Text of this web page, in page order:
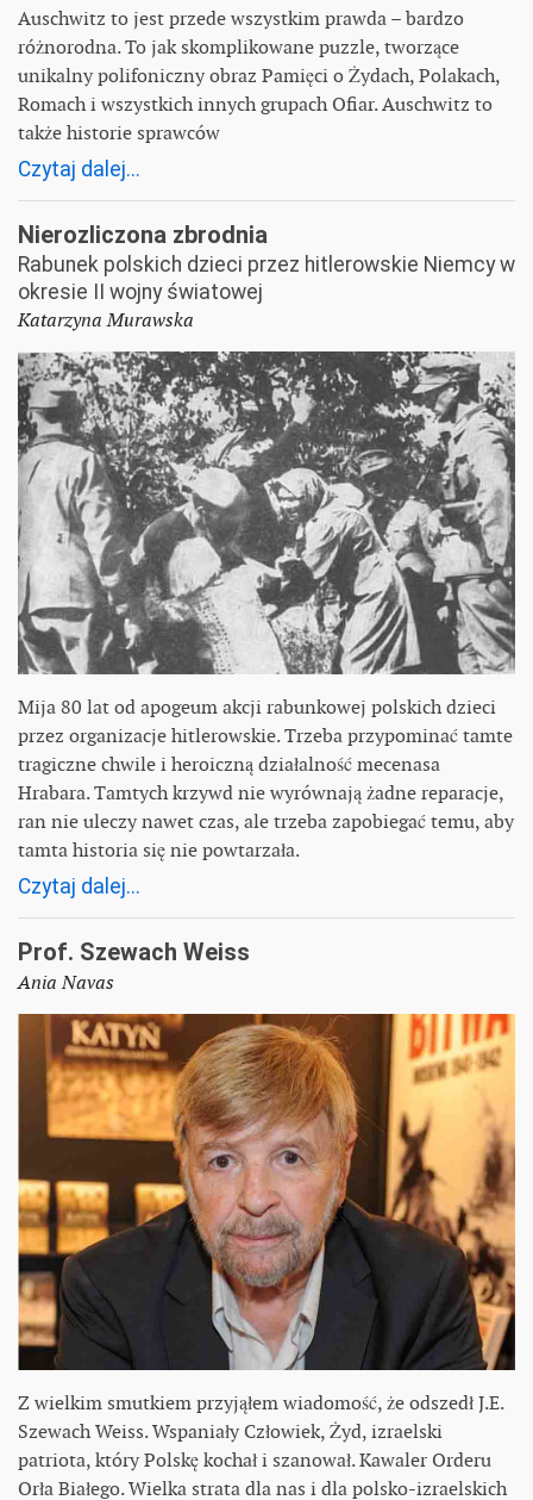
Auschwitz to jest przede wszystkim prawda – bardzo
różnorodna. To jak skomplikowane puzzle, tworzące
unikalny polifoniczny obraz Pamięci o Żydach, Polakach,
Romach i wszystkich innych grupach Ofiar. Auschwitz to
także historie sprawców
Czytaj dalej...
Nierozliczona zbrodnia
Rabunek polskich dzieci przez hitlerowskie Niemcy w
okresie II wojny światowej
Katarzyna Murawska
Mija 80 lat od apogeum akcji rabunkowej polskich dzieci
przez organizacje hitlerowskie. Trzeba przypominać tamte
tragiczne chwile i heroiczną działalność mecenasa
Hrabara. Tamtych krzywd nie wyrównają żadne reparacje,
ran nie uleczy nawet czas, ale trzeba zapobiegać temu, aby
tamta historia się nie powtarzała.
Czytaj dalej...
Prof. Szewach Weiss
Ania Navas
Z wielkim smutkiem przyjąłem wiadomość, że odszedł J.E.
Szewach Weiss. Wspaniały Człowiek, Żyd, izraelski
patriota, który Polskę kochał i szanował. Kawaler Orderu
Orła Białego. Wielka strata dla nas i dla polsko-izraelskich